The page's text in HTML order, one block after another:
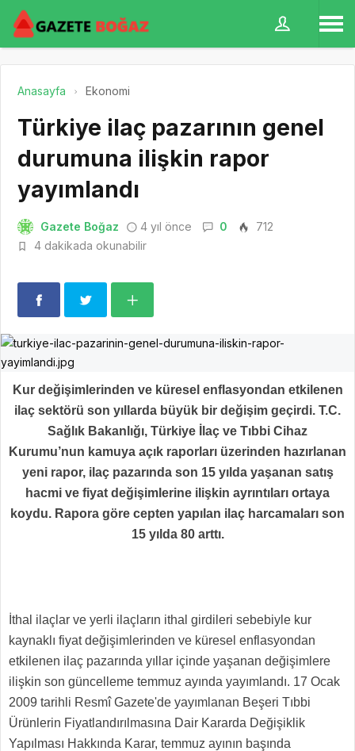
Anasayfa Ekonomi
Türkiye ilaç pazarının genel
durumuna ilişkin rapor
yayımlandı
Gazete Boğaz 4 yıl önce 0
712
4 dakikada okunabilir
Kur değişimlerinden ve küresel enflasyondan etkilenen
ilaç sektörü son yıllarda büyük bir değişim geçirdi. T.C.
Sağlık Bakanlığı, Türkiye İlaç ve Tıbbi Cihaz
Kurumu’nun kamuya açık raporları üzerinden hazırlanan
yeni rapor, ilaç pazarında son 15 yılda yaşanan satış
hacmi ve fiyat değişimlerine ilişkin ayrıntıları ortaya
koydu. Rapora göre cepten yapılan ilaç harcamaları son
15 yılda 80 arttı.
İthal ilaçlar ve yerli ilaçların ithal girdileri sebebiyle kur
kaynaklı fiyat değişimlerinden ve küresel enflasyondan
etkilenen ilaç pazarında yıllar içinde yaşanan değişimlere
ilişkin son güncelleme temmuz ayında yayımlandı. 17 Ocak
2009 tarihli Resmî Gazete'de yayımlanan Beşeri Tıbbi
Ürünlerin Fiyatlandırılmasına Dair Kararda Değişiklik
Yapılması Hakkında Karar, temmuz ayının başında